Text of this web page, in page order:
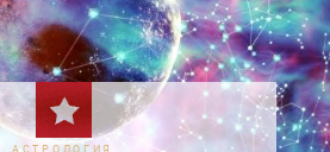
АСТРОЛОГИЯ